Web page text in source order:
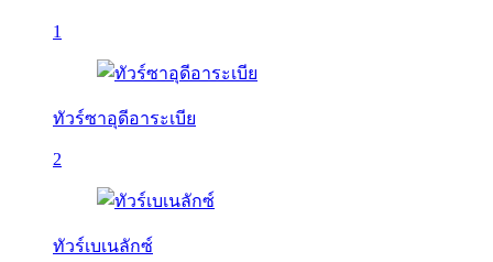
1
ทัวร์ซาอุดีอาระเบีย
2
ทัวร์เบเนลักซ์